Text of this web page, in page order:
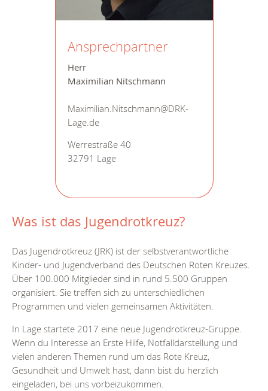
Ansprechpartner
Herr
Maximilian Nitschmann
Maximilian.Nitschmann@DRK-
Lage.de
Werrestraße 40
32791 Lage
Was ist das Jugendrotkreuz?
Das Jugendrotkreuz (JRK) ist der selbstverantwortliche
Kinder- und Jugendverband des Deutschen Roten Kreuzes.
Über 100.000 Mitglieder sind in rund 5.500 Gruppen
organisiert. Sie treffen sich zu unterschiedlichen
Programmen und vielen gemeinsamen Aktivitäten.
In Lage startete 2017 eine neue Jugendrotkreuz-Gruppe.
Wenn du Interesse an Erste Hilfe, Notfalldarstellung und
vielen anderen Themen rund um das Rote Kreuz,
Gesundheit und Umwelt hast, dann bist du herzlich
eingeladen, bei uns vorbeizukommen.